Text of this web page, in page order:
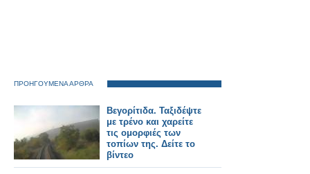
ΠΡΟΗΓΟΥΜΕΝΑ ΑΡΘΡΑ
Βεγορίτιδα. Ταξιδέψτε
με τρένο και χαρείτε
τις ομορφιές των
τοπίων της. Δείτε το
βίντεο